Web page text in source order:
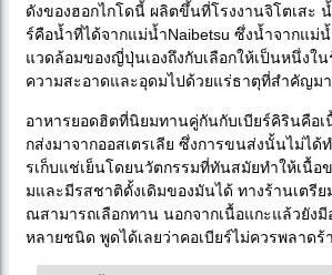
ดังของฮอกไกโดนี้ ผลิตขึ้นที่โรงงานจิโตเสะ
ร์คือน้ำที่ได้จากแม่น้ำNaibetsu ซึ่งน้ำจากแม่
แวดล้อมของญี่ปุ่นเองถึงกับเลือกให้เป็นหนึ่ง
ความสะอาดและอุดมไปด้วยแร่ธาตุที่สำคัญม
อาหารยอดฮิตที่นิยมทานคู่กันกับเบียร์คิรินคือเ
กส่งมาจากออสเตรเลีย ซึ่งการขนส่งนั้นไม่ได้
รเก็บแช่เย็นโดยนวัตกรรมที่ทันสมัยทำให้เนื้อ
มและมีรสชาติดั้งเดิมของมันได้ ทางร้านเตรี
ณสามารถเลือกทาน นอกจากเนื้อแกะแล้วยัง
หลายชนิด พูดได้เลยว่าคอเบียร์ไม่ควรพลาดร้